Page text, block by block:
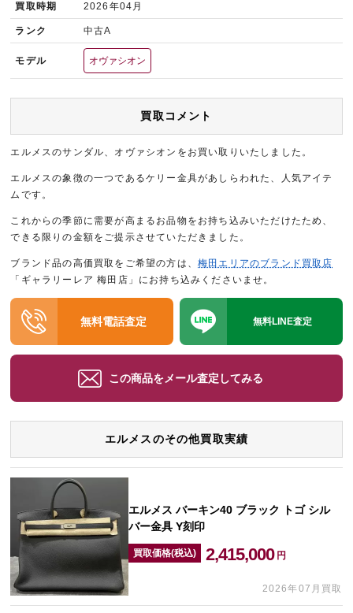
買取時期 2026年04月
ランク 中古A
モデル オヴァシオン
買取コメント
エルメスのサンダル、オヴァシオンをお買い取りいたしました。
エルメスの象徴の一つであるケリー金具があしらわれた、人気アイテ
ムです。
これからの季節に需要が高まるお品物をお持ち込みいただけたため、
できる限りの金額をご提示させていただきました。
ブランド品の高価買取をご希望の方は、梅田エリアのブランド買取店
「ギャラリーレア 梅田店」にお持ち込みくださいませ。
無料電話査定 無料LINE査定
この商品をメール査定してみる
エルメスのその他買取実績
エルメス バーキン40 ブラック トゴ シル
バー金具 Y刻印
買取価格(税込) 2,415,000 円
2026年07月買取